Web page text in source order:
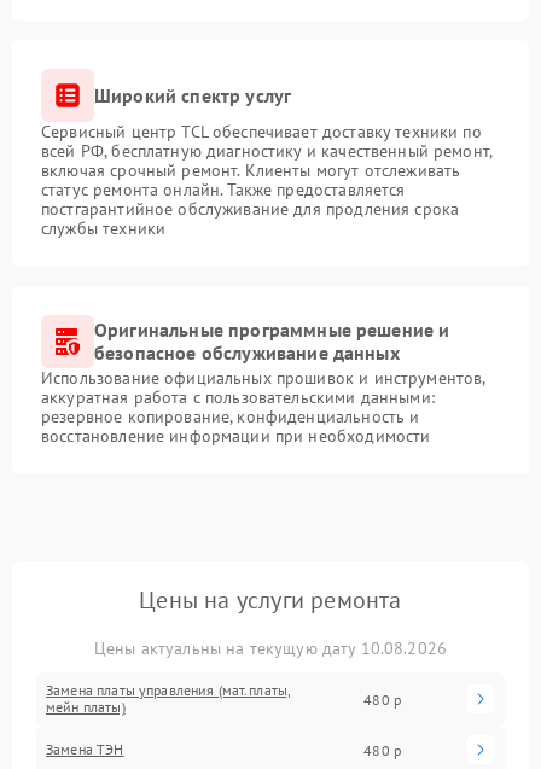
Широкий спектр услуг
Сервисный центр TCL обеспечивает доставку техники по
всей РФ, бесплатную диагностику и качественный ремонт,
включая срочный ремонт. Клиенты могут отслеживать
статус ремонта онлайн. Также предоставляется
постгарантийное обслуживание для продления срока
службы техники
Оригинальные программные решение и
безопасное обслуживание данных
Использование официальных прошивок и инструментов,
аккуратная работа с пользовательскими данными:
резервное копирование, конфиденциальность и
восстановление информации при необходимости
Цены на услуги ремонта
Цены актуальны на текущую дату 10.08.2026
Замена платы управления (мат.платы,
мейн платы)
480 р
Замена ТЭН 480 р